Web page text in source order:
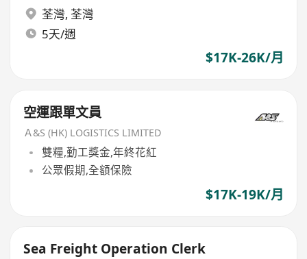
荃灣, 荃灣
5天/週
$17K-26K/月
空運跟單文員
Ａ&S (HK) LOGISTICS LIMITED
雙糧,勤工獎金,年終花紅
公眾假期,全額保險
$17K-19K/月
Sea Freight Operation Clerk